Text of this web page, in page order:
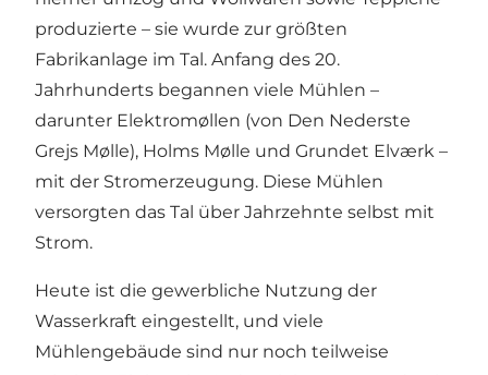
produzierte – sie wurde zur größten
Fabrikanlage im Tal. Anfang des 20.
Jahrhunderts begannen viele Mühlen –
darunter Elektromøllen (von Den Nederste
Grejs Mølle), Holms Mølle und Grundet Elværk –
mit der Stromerzeugung. Diese Mühlen
versorgten das Tal über Jahrzehnte selbst mit
Strom.
Heute ist die gewerbliche Nutzung der
Wasserkraft eingestellt, und viele
Mühlengebäude sind nur noch teilweise